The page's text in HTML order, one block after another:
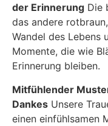
der Erinnerung Die
das andere
Wandel des Lebens
Momente, die wie
Erinnerung bleiben.
Mitfühlender
Dankes Unsere
einen einfühlsamen